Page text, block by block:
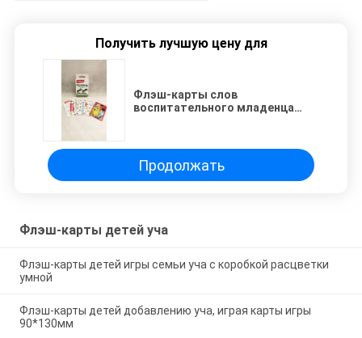
Получить лучшую цену для
Флэш-карты слов
воспитательного младенца
Продолжать
Флэш-карты детей уча
Флэш-карты детей игры семьи уча с коробкой расцветки
умной
Флэш-карты детей добавлению уча, играя карты игры
90*130мм